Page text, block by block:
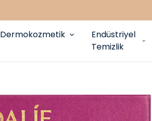
Dermokozmetik
Endüstriyel
Temizlik